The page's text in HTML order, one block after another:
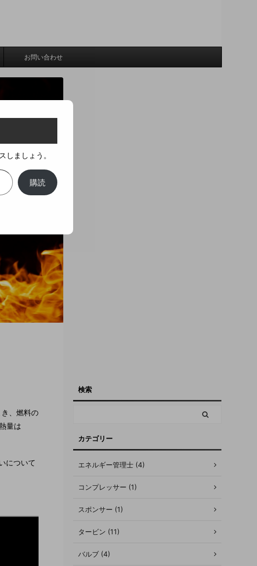
お問い合わせ
、燃料の
量は
について
検索
カテゴリー
エネルギー管理士 (4)
コンプレッサー (1)
スポンサー (1)
タービン (11)
バルブ (4)
しましょう。
購読